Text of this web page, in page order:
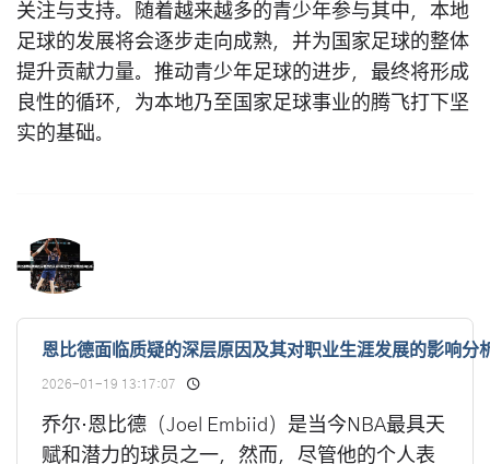
关注与支持。随着越来越多的青少年参与其中，本地
足球的发展将会逐步走向成熟，并为国家足球的整体
提升贡献力量。推动青少年足球的进步，最终将形成
良性的循环，为本地乃至国家足球事业的腾飞打下坚
实的基础。
恩比德面临质疑的深层原因及其对职业生涯发展的影响分
2026-01-19 13:17:07
乔尔·恩比德（Joel Embiid）是当今NBA最具天
赋和潜力的球员之一，然而，尽管他的个人表